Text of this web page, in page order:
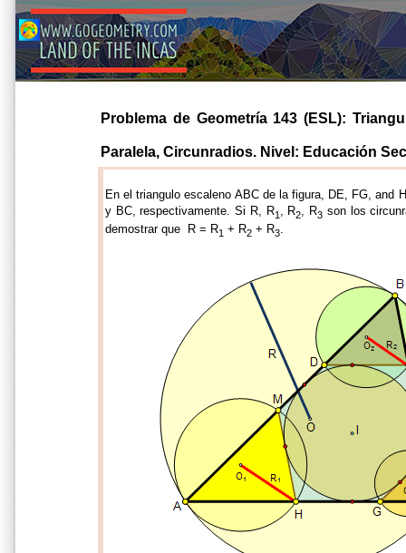
Problema de Geometría 143 (ESL):
Paralela, Circunradios. Nivel: Educación
En el triangulo escaleno ABC de la figura, DE, FG, and
y BC, respectivamente. Si R, R1 , R2, R3 son los
demostrar que R = R1 + R2 + R3